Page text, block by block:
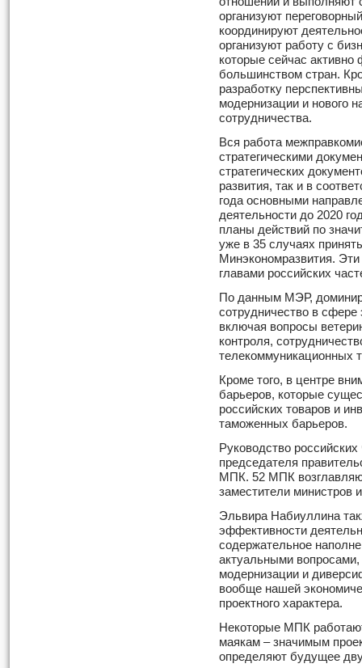
организуют
координируют
организуют работу с
которые сейчас
большинством стран.
разработку
модернизации и нового
сотрудничества.
Вся работа
стратегическими
стратегических
развития, так и в
года основными
деятельности до 2020
планы действий по
уже в 35 случаях
Минэкономразвития.
главами российских
По данным МЭР,
сотрудничество в сфере
включая вопросы
контроля,
телекоммуникационных
Кроме того, в центре
барьеров, которые
российских товаров и
таможенных барьеров.
Руководство
председателя
МПК. 52 МПК
заместители министров
Эльвира Набиуллина
эффективности
содержательное
актуальными
модернизации и
вообще нашей
проектного характера.
Некоторые МПК
маякам – значимым
определяют будущее